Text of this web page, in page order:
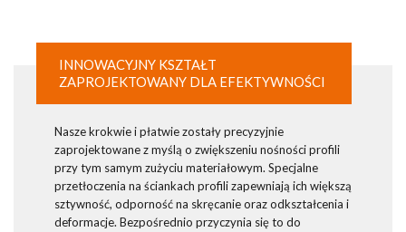
INNOWACYJNY KSZTAŁT
ZAPROJEKTOWANY DLA EFEKTYWNOŚCI
Nasze krokwie i płatwie zostały precyzyjnie
zaprojektowane z myślą o zwiększeniu nośności profili
przy tym samym zużyciu materiałowym. Specjalne
przetłoczenia na ściankach profili zapewniają ich większą
sztywność, odporność na skręcanie oraz odkształcenia i
deformacje. Bezpośrednio przyczynia się to do